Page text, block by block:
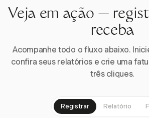
Veja em ação —
receba
Acompanhe todo o fluxo abaixo.
confira seus relatórios e crie uma
três cliques.
Registrar Relatório